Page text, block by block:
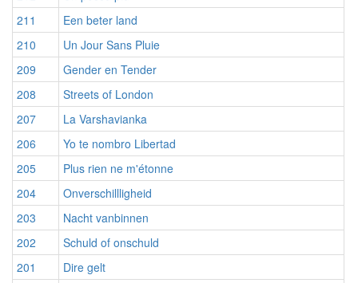
211
Een beter land
210
Un Jour Sans Pluie
209
Gender en Tender
208
Streets of London
207
La Varshavianka
206
Yo te nombro Libertad
205
Plus rien ne m'étonne
204
Onverschillligheid
203
Nacht vanbinnen
202
Schuld of onschuld
201
Dire gelt